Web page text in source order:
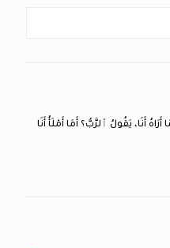
أَنَا، يَقُولُ ٱلرَّبُّ؟ أَمَا أَمْلَأُ أَنَا